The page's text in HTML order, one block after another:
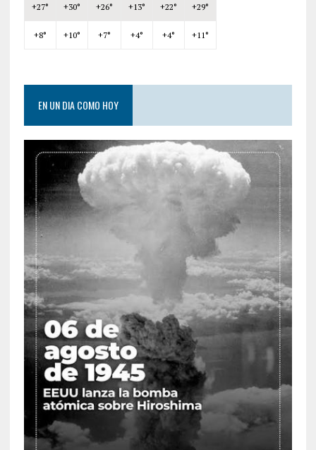
+27° +30° +26° +13° +22° +29°
+8° +10° +7° +4° +4° +11°
EN UN DIA COMO HOY